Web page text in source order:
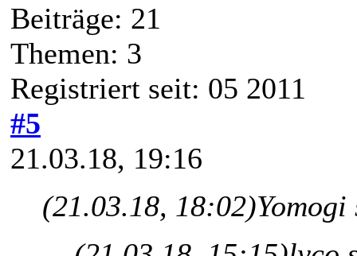
Beiträge: 21
Themen: 3
Registriert seit: 05 2011
#5
21.03.18, 19:16
(21.03.18, 18:02)